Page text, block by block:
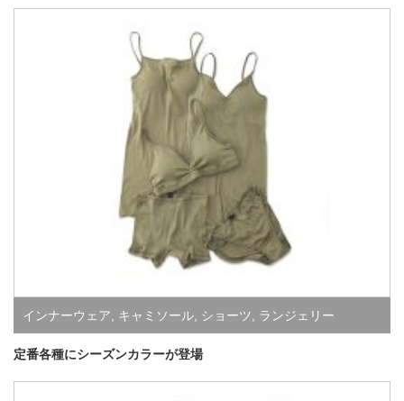
インナーウェア キャミソール ショーツ ランジェリー
定番各種にシーズンカラーが登場